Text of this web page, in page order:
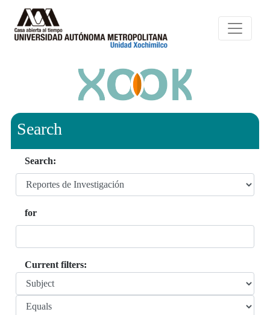
Search
Search:
for
Current filters: